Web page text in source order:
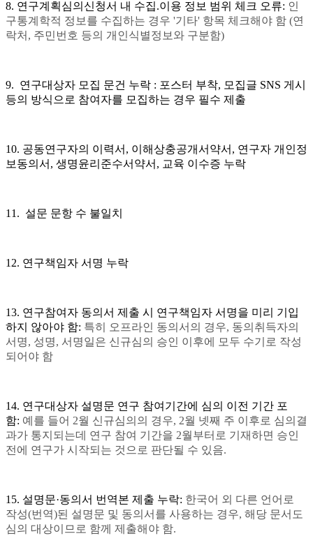
8. 연구계획심의신청서 내 수집.이용 정보 범위 체크 오류: 인
구통계학적 정보를 수집하는 경우 '기타' 항목 체크해야 함 (연
락처, 주민번호 등의 개인식별정보와 구분함)
9. 연구대상자 모집 문건 누락 : 포스터 부착, 모집글 SNS 게시
등의 방식으로 참여자를 모집하는 경우 필수 제출
10. 공동연구자의 이력서, 이해상충공개서약서, 연구자 개인정
보동의서, 생명윤리준수서약서, 교육 이수증 누락
11. 설문 문항 수 불일치
12. 연구책임자 서명 누락
13. 연구참여자 동의서 제출 시 연구책임자 서명을 미리 기입
하지 않아야 함: 특히 오프라인 동의서의 경우, 동의취득자의
서명, 성명, 서명일은 신규심의 승인 이후에 모두 수기로 작성
되어야 함
14. 연구대상자 설명문 연구 참여기간에 심의 이전 기간 포
함: 예를 들어 2월 신규심의의 경우, 2월 넷째 주 이후로 심의결
과가 통지되는데 연구 참여 기간을 2월부터로 기재하면 승인
전에 연구가 시작되는 것으로 판단될 수 있음.
15. 설명문·동의서 번역본 제출 누락: 한국어 외 다른 언어로
작성(번역)된 설명문 및 동의서를 사용하는 경우, 해당 문서도
심의 대상이므로 함께 제출해야 함.